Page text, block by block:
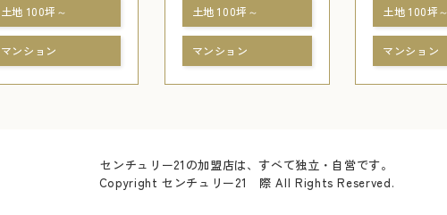
土地 100坪～
マンション
土地 100坪～
マンション
土地 100坪
マンション
センチュリー21の加盟店は、すべて独立・自営です。
Copyright センチュリー21 際 All Rights Reserved.